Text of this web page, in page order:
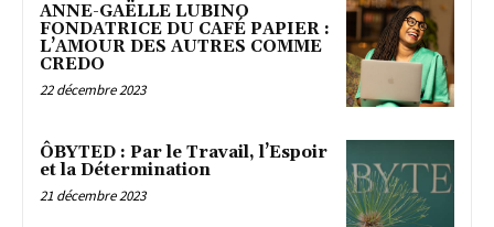
ANNE-GAËLLE LUBINO
FONDATRICE DU CAFÉ PAPIER :
L’AMOUR DES AUTRES COMME
CREDO
22 décembre 2023
ÔBYTED : Par le Travail, l’Espoir
et la Détermination
21 décembre 2023